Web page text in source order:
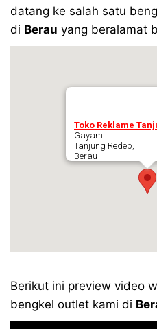
datang ke salah satu
di Berau yang beralamat
Toko Reklame
Gayam
Tanjung Redeb,
Berau
Berikut ini preview video
bengkel outlet kami di